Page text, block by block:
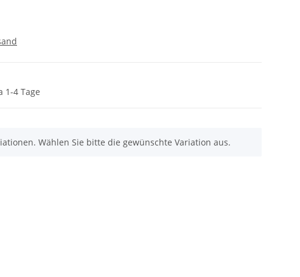
1-4 Tage
Wählen Sie bitte die gewünschte Variation aus.